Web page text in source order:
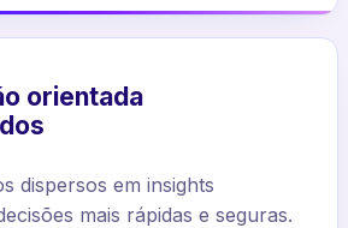
orientada
dispersos em insights
mais rápidas e seguras.